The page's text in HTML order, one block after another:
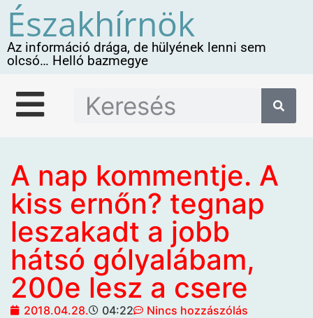
Északhírnök
Az információ drága, de hülyének lenni sem
olcsó… Helló bazmegye
A nap kommentje. A
kiss ernőn? tegnap
leszakadt a jobb
hátsó gólyalábam,
200e lesz a csere
2018.04.28. 04:22
Nincs hozzászólás